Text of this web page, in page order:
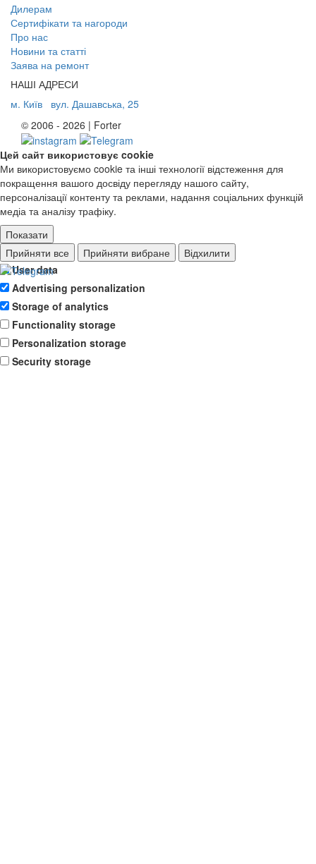
Дилерам
Сертифікати та нагороди
Про нас
Новини та статті
Заява на ремонт
НАШІ АДРЕСИ
м. Київ
вул. Дашавська, 25
© 2006 - 2026 | Forter
Цей сайт використовує cookie
Ми використовуємо cookie та інші технології відстеження для
покращення вашого досвіду перегляду нашого сайту,
персоналізації контенту та реклами, надання соціальних функцій
медіа та аналізу трафіку.
Показати
Ad storage
User data
Advertising personalization
Storage of analytics
Functionality storage
Personalization storage
Security storage
Прийняти все Прийняти вибране Відхилити